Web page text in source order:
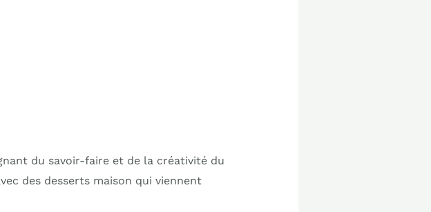
du savoir-faire et de la créativité du
des desserts maison qui viennent